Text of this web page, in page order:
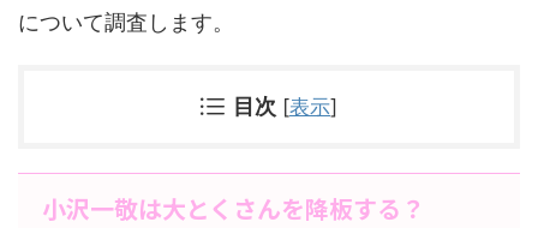
について調査します。
目次 [表示]
小沢一敬は大とくさんを降板する？